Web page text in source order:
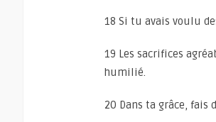
18 Si tu avais voulu
19 Les sacrifices
humilié.
20 Dans ta grâce, fais